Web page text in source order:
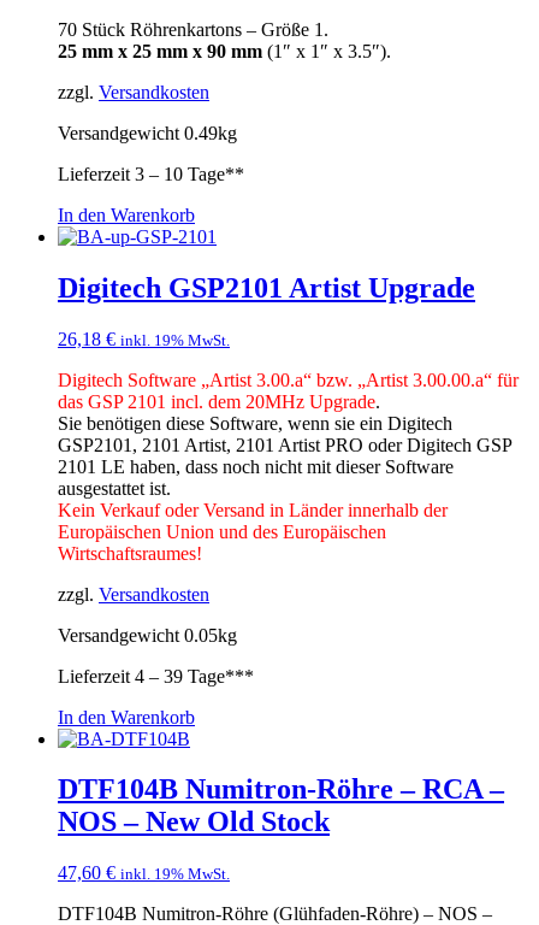
70 Stück Röhrenkartons – Größe 1.
25 mm x 25 mm x 90 mm (1″ x 1″ x 3.5″).
zzgl. Versandkosten
Versandgewicht 0.49kg
Lieferzeit 3 – 10 Tage**
In den Warenkorb
Digitech GSP2101 Artist Upgrade
26,18 € inkl. 19% MwSt.
Digitech Software „Artist 3.00.a“ bzw. „Artist 3.00.00.a“ für
das GSP 2101 incl. dem 20MHz Upgrade.
Sie benötigen diese Software, wenn sie ein Digitech
GSP2101, 2101 Artist, 2101 Artist PRO oder Digitech GSP
2101 LE haben, dass noch nicht mit dieser Software
ausgestattet ist.
Kein Verkauf oder Versand in Länder innerhalb der
Europäischen Union und des Europäischen
Wirtschaftsraumes!
zzgl. Versandkosten
Versandgewicht 0.05kg
Lieferzeit 4 – 39 Tage***
In den Warenkorb
DTF104B Numitron-Röhre – RCA –
NOS – New Old Stock
47,60 € inkl. 19% MwSt.
DTF104B Numitron-Röhre (Glühfaden-Röhre) – NOS –